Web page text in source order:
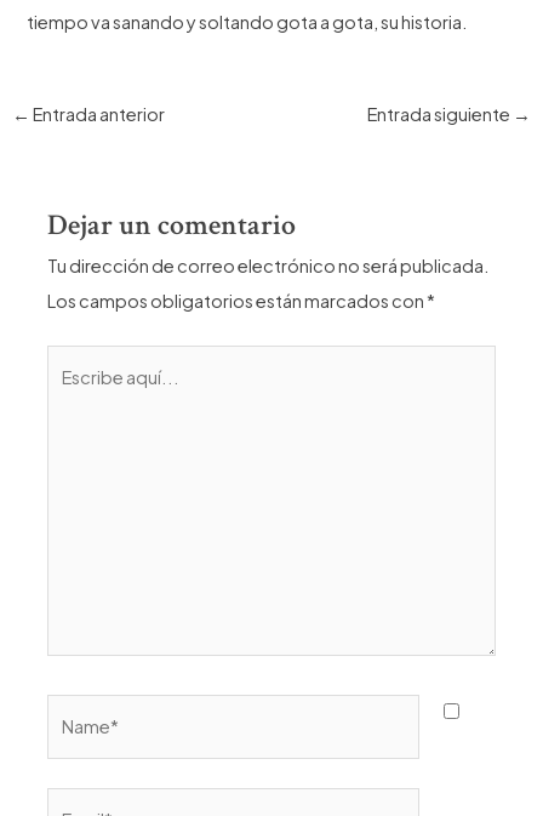
tiempo va sanando y soltando gota a gota, su historia.
Navegación
← Entrada anterior Entrada siguiente →
Dejar un comentario
Tu dirección de correo electrónico no será publicada.
Los campos obligatorios están marcados con*